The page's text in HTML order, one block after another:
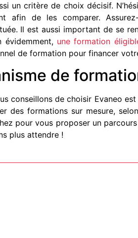
un critère de choix décisif.
afin de les comparer.
Il est aussi important de se
évidemment, une formation
de formation pour financer
de
conseillons de choisir Evaneo
des formations sur mesure,
pour vous proposer un
plus attendre !